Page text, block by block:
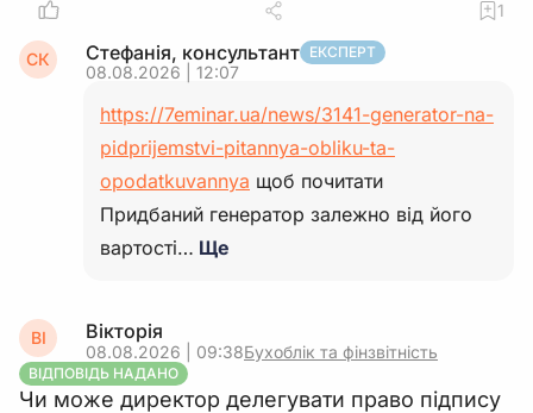
1
СК Стефанія, консультант ЕКСПЕРТ
08.08.2026 | 12:07
https://7eminar.ua/news/3141-generator-na-
pidprijemstvi-pitannya-obliku-ta-
opodatkuvannya щоб почитати
Придбаний генератор залежно від його
вартості… Ще
ВІ Вікторія
08.08.2026 | 09:38Бухоблік та фінзвітність
ВІДПОВІДЬ НАДАНО
Чи може директор делегувати право підпису